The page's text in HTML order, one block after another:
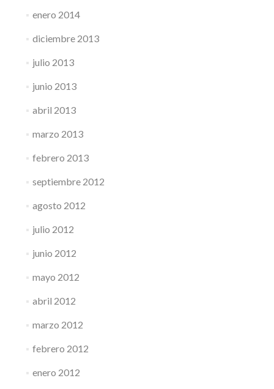
enero 2014
diciembre 2013
julio 2013
junio 2013
abril 2013
marzo 2013
febrero 2013
septiembre 2012
agosto 2012
julio 2012
junio 2012
mayo 2012
abril 2012
marzo 2012
febrero 2012
enero 2012